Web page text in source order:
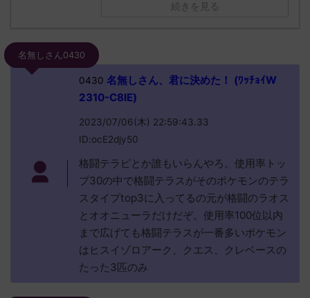
続きを見る
名無しさん0430
0430 名無しさん、君に決めた！ (ﾜｯﾁｮｲW
2310-C8lE)
2023/07/06(木) 22:59:43.33
ID:ocE2djy50
格闘テラピとか誰もいらんやろ。使用率トッ
プ30の中で格闘テラスがそのポケモンのテラ
スタイプtop3に入ってるの元が格闘のラオス
とオオニューラだけだぞ。使用率100位以内
まで広げても格闘テラスが一番多いポケモン
はヒスイゾロアーク、クエス、クレベースの
たった3匹のみ